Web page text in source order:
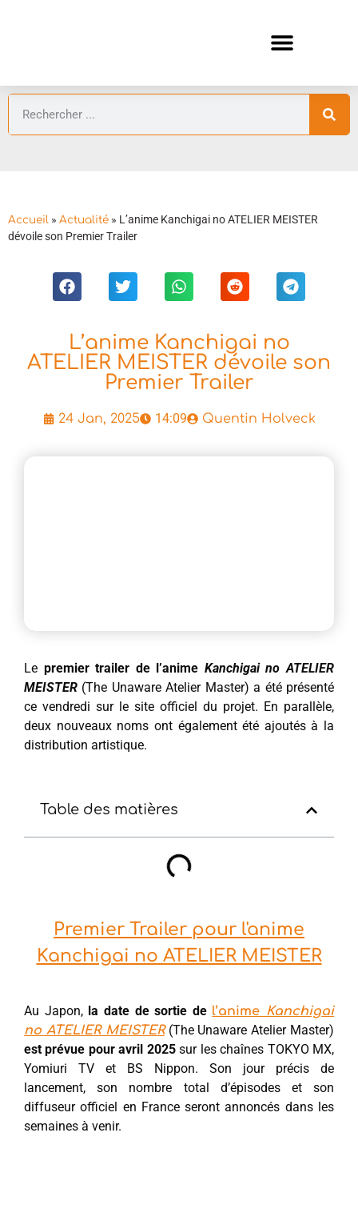
Accueil » Actualité » L’anime Kanchigai no ATELIER MEISTER
dévoile son Premier Trailer
L’anime Kanchigai no
ATELIER MEISTER dévoile son
Premier Trailer
24 Jan, 2025 14:09 Quentin Holveck
Le premier trailer de l’anime Kanchigai no ATELIER
MEISTER (The Unaware Atelier Master) a été présenté
ce vendredi sur le site officiel du projet. En parallèle,
deux nouveaux noms ont également été ajoutés à la
distribution artistique.
Table des matières
Premier Trailer pour l'anime
Kanchigai no ATELIER MEISTER
Au Japon, la date de sortie de l’anime Kanchigai
no ATELIER MEISTER(The Unaware Atelier Master)
est prévue pour avril 2025sur les chaînes TOKYO MX,
Yomiuri TV et BS Nippon. Son jour précis de
lancement, son nombre total d’épisodes et son
diffuseur officiel en France seront annoncés dans les
semaines à venir.